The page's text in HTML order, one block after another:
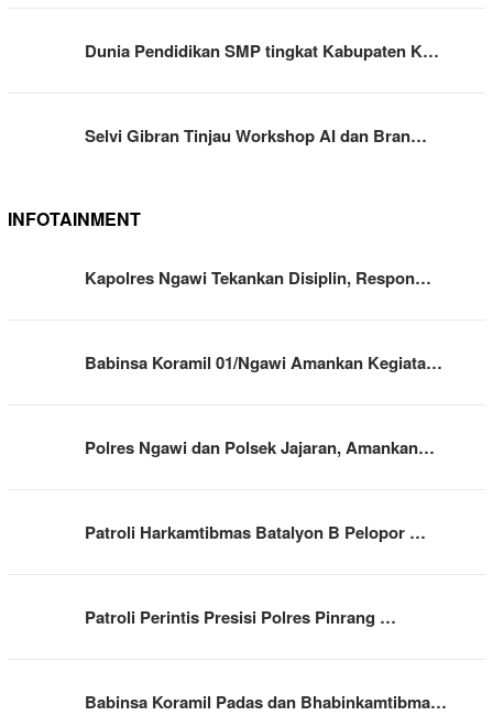
Dunia Pendidikan SMP tingkat Kabupaten K…
Selvi Gibran Tinjau Workshop AI dan Bran…
INFOTAINMENT
Kapolres Ngawi Tekankan Disiplin, Respon…
Babinsa Koramil 01/Ngawi Amankan Kegiata…
Polres Ngawi dan Polsek Jajaran, Amankan…
Patroli Harkamtibmas Batalyon B Pelopor …
Patroli Perintis Presisi Polres Pinrang …
Babinsa Koramil Padas dan Bhabinkamtibma…